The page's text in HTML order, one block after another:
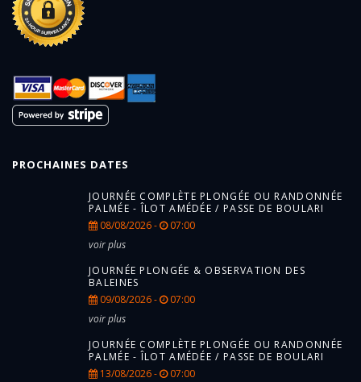
PROCHAINES DATES
JOURNÉE COMPLÈTE PLONGÉE OU RANDONNÉE
PALMÉE - ÎLOT AMÉDÉE / PASSE DE BOULARI
08/08/2026 -
07:00
voir plus
JOURNÉE PLONGÉE & OBSERVATION DES
BALEINES
09/08/2026 -
07:00
voir plus
JOURNÉE COMPLÈTE PLONGÉE OU RANDONNÉE
PALMÉE - ÎLOT AMÉDÉE / PASSE DE BOULARI
13/08/2026 -
07:00